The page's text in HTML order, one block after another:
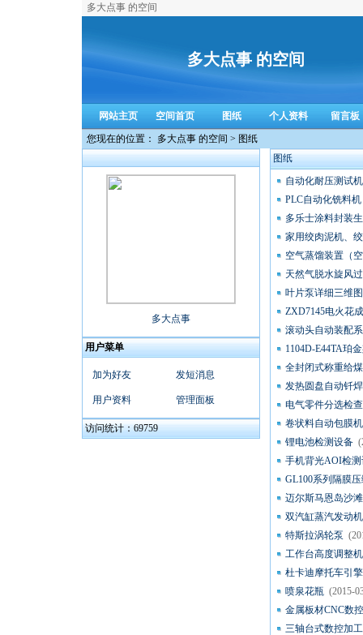
多大点事 的空间
多大点事 的空间
网站主页 空间首页 图纸 个人资料
留言板
您现在的位置： 多大点事 的空间 > 图纸
多大点事
用户菜单
加为好友 发短消息
用户资料 管理面板
访问统计：69759
图纸
自动化耐压测试
PLC自动化铣料机
多乐士涂料封装
家用绞肉泥机、
空气蒸馏装置（
天然气脱水旋风
叶片泵详细三维
ZXD7145电火花
滚动头自动装配
1104D-E44TA珀
全封闭式称重给
发热圆盘自动钎
电气零件分选检
卷状料自动包膜机
锂电池检测设备
手机背光AOI检
GL100系列隔膜
迈尔斯马恩岛沙
双汽缸蒸汽发动机
特斯拉涡轮泵
工作台高度调整
杜卡迪摩托车引擎
喷泉花瓶 (2015-
金属板材CNC数
三轴台式数控加